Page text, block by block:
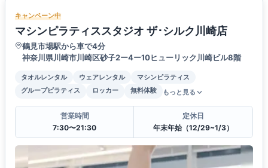
キャンペーン中
マシンピラティススタジオ ザ･シルク川崎店
鶴見市場駅から車で4分
神奈川県川崎市川崎区砂子2ー4ー10ヒューリック川崎ビル8階
タオルレンタル ウェアレンタル
マシンピラティス
グループピラティス
ロッカー 無料体験 もっと見る
営業時間
7:30〜21:30
定休日
年末年始（12/29~1/3）